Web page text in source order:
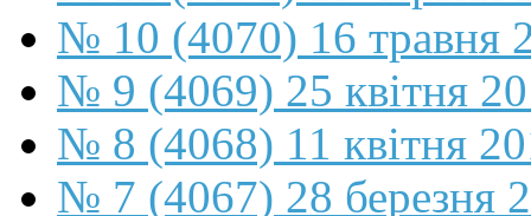
№ 10 (4070) 16 травня
№ 9 (4069) 25 квітня
№ 8 (4068) 11 квітня
№ 7 (4067) 28 березня